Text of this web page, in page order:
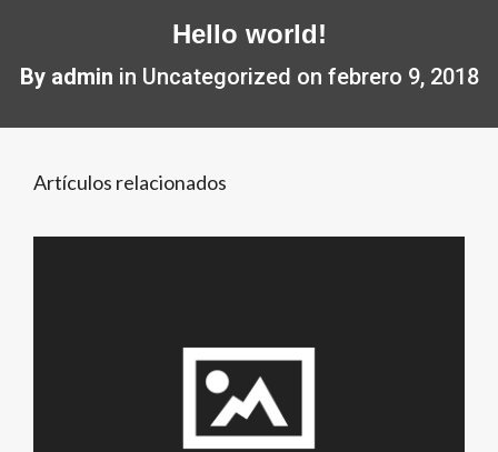
Hello world!
By admin in Uncategorized on febrero 9, 2018
Artículos relacionados